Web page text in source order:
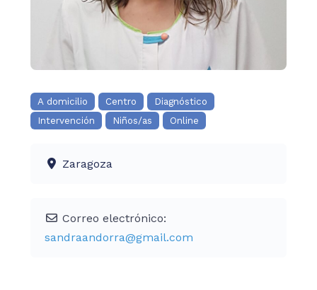
A domicilio Centro
Diagnóstico
Intervención
Niños/as Online
Zaragoza
Correo electrónico:
sandraandorra@gmail.com